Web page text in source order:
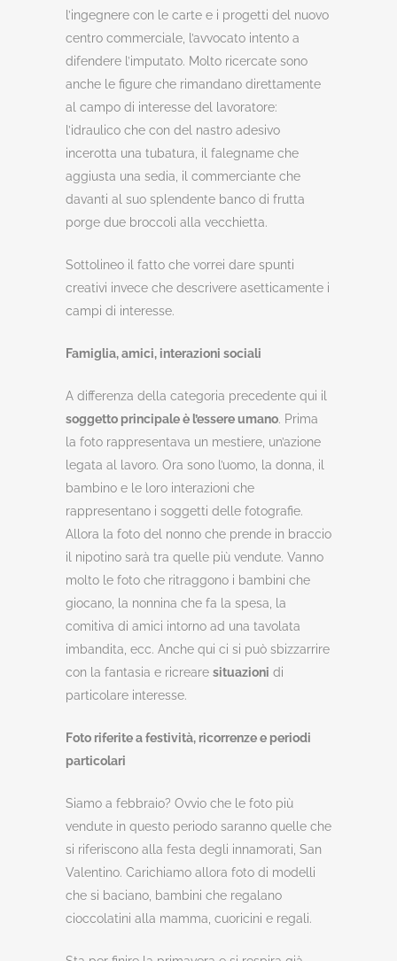
l’ingegnere con le carte e i progetti del nuovo
centro commerciale, l’avvocato intento a
difendere l’imputato. Molto ricercate sono
anche le figure che rimandano direttamente
al campo di interesse del lavoratore:
l’idraulico che con del nastro adesivo
incerotta una tubatura, il falegname che
aggiusta una sedia, il commerciante che
davanti al suo splendente banco di frutta
porge due broccoli alla vecchietta.
Sottolineo il fatto che vorrei dare spunti
creativi invece che descrivere asetticamente i
campi di interesse.
Famiglia, amici, interazioni sociali
A differenza della categoria precedente qui il
soggetto principale è l’essere umano. Prima
la foto rappresentava un mestiere, un’azione
legata al lavoro. Ora sono l’uomo, la donna, il
bambino e le loro interazioni che
rappresentano i soggetti delle fotografie.
Allora la foto del nonno che prende in braccio
il nipotino sarà tra quelle più vendute. Vanno
molto le foto che ritraggono i bambini che
giocano, la nonnina che fa la spesa, la
comitiva di amici intorno ad una tavolata
imbandita, ecc. Anche qui ci si può sbizzarrire
con la fantasia e ricreare situazioni di
particolare interesse.
Foto riferite a festività, ricorrenze e periodi
particolari
Siamo a febbraio? Ovvio che le foto più
vendute in questo periodo saranno quelle che
si riferiscono alla festa degli innamorati, San
Valentino. Carichiamo allora foto di modelli
che si baciano, bambini che regalano
cioccolatini alla mamma, cuoricini e regali.